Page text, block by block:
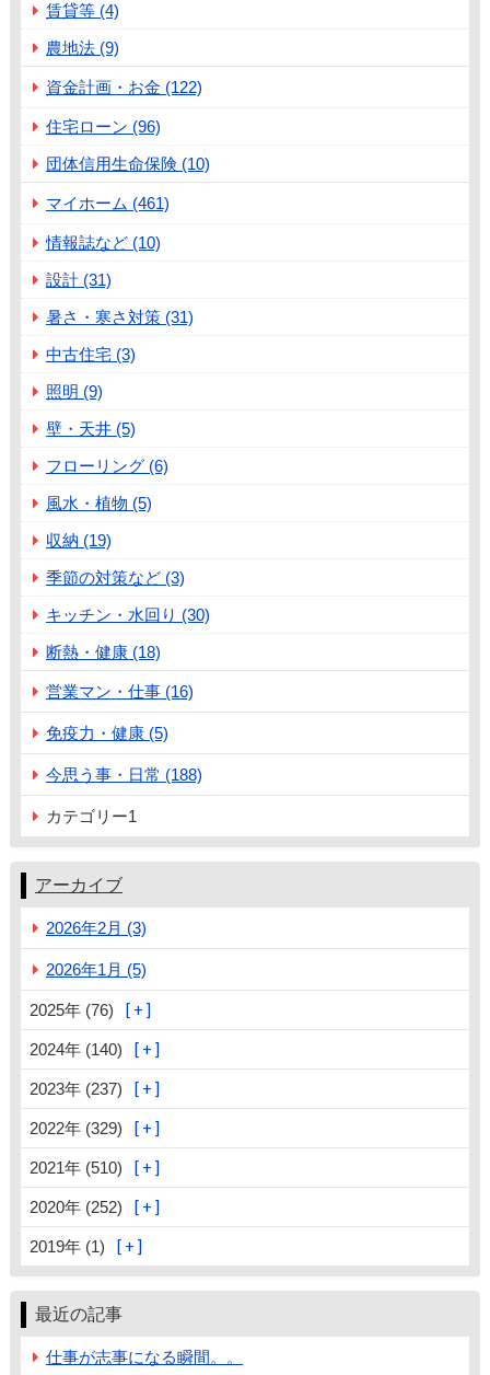
賃貸等 (4)
農地法 (9)
資金計画・お金 (122)
住宅ローン (96)
団体信用生命保険 (10)
マイホーム (461)
情報誌など (10)
設計 (31)
暑さ・寒さ対策 (31)
中古住宅 (3)
照明 (9)
壁・天井 (5)
フローリング (6)
風水・植物 (5)
収納 (19)
季節の対策など (3)
キッチン・水回り (30)
断熱・健康 (18)
営業マン・仕事 (16)
免疫力・健康 (5)
今思う事・日常 (188)
カテゴリー1
アーカイブ
2026年2月 (3)
2026年1月 (5)
2025年 (76)
2024年 (140)
2023年 (237)
2022年 (329)
2021年 (510)
2020年 (252)
2019年 (1)
最近の記事
仕事が志事になる瞬間。。